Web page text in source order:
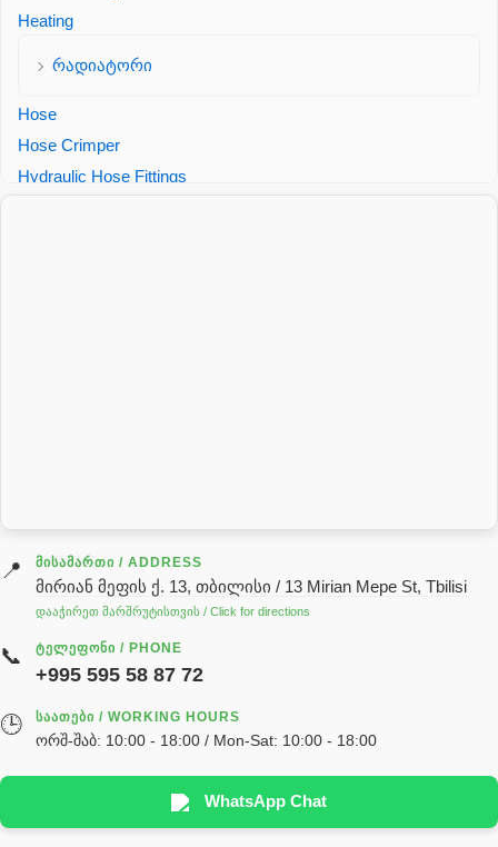
Heating
რადიატორი
Hose
Hose Crimper
Hydraulic Hose Fittings
Telescopic stock parts
Turbosol
პილნიკი
📍 ᲛᲘᲡᲐᲛᲐᲠᲗᲘ / ADDRESS
მირიან მეფის ქ. 13, თბილისი / 13 Mirian Mepe St, Tbilisi
დააჭირეთ მარშრუტისთვის / Click for directions
📞 ᲢᲔᲚᲔᲤᲝᲜᲘ / PHONE
+995 595 58 87 72
🕒 ᲡᲐᲐᲗᲔᲑᲘ / WORKING HOURS
ორშ-შაბ: 10:00 - 18:00 / Mon-Sat: 10:00 - 18:00
WhatsApp Chat